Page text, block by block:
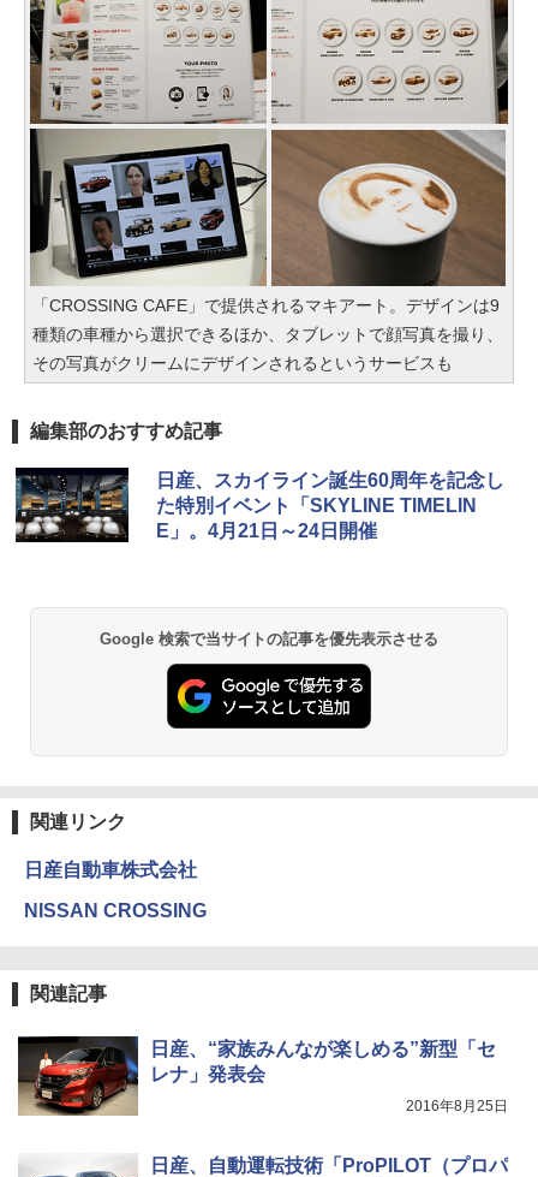
「CROSSING CAFE」で提供されるマキアート。デザインは9
種類の車種から選択できるほか、タブレットで顔写真を撮り、
その写真がクリームにデザインされるというサービスも
編集部のおすすめ記事
日産、スカイライン誕生60周年を記念し
た特別イベント「SKYLINE TIMELIN
E」。4月21日～24日開催
Google 検索で当サイトの記事を優先表示させる
関連リンク
日産自動車株式会社
NISSAN CROSSING
関連記事
日産、“家族みんなが楽しめる”新型「セ
レナ」発表会
2016年8月25日
日産、自動運転技術「ProPILOT（プロパ